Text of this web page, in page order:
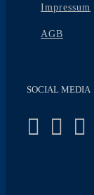
Impressum
AGB
SOCIAL MEDIA